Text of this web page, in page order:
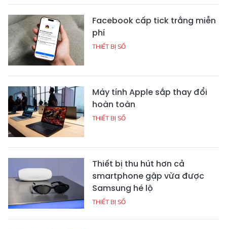
Facebook cấp tick trắng miễn
phí
THIẾT BỊ SỐ
Máy tính Apple sắp thay đổi
hoàn toàn
THIẾT BỊ SỐ
Thiết bị thu hút hơn cả
smartphone gập vừa được
Samsung hé lộ
THIẾT BỊ SỐ